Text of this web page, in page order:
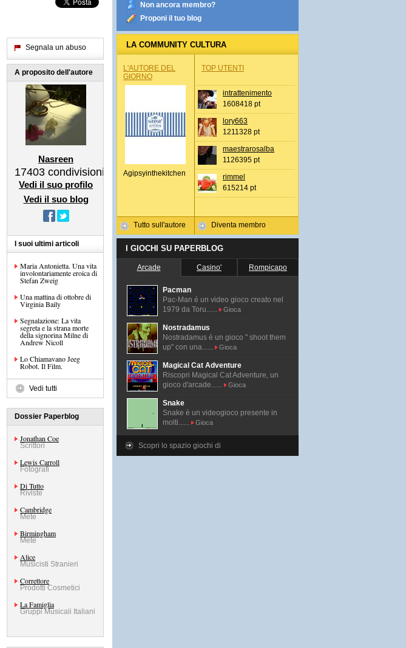
Segnala un abuso
A proposito dell'autore
Nasreen
17403 condivisioni
Vedi il suo profilo
Vedi il suo blog
I suoi ultimi articoli
Maria Antonietta. Una vita
involontariamente eroica di
Stefan Zweig
Una mattina di ottobre di
Virginia Baily
Segnalazione: La vita
segreta e la strana morte
della signorina Milne di
Andrew Nicoll
Lo Chiamavano Jeeg
Robot. Il Film.
Vedi tutti
Dossier Paperblog
Jonathan Coe
Scrittori
Lewis Carroll
Fotografi
Di Tutto
Riviste
Cambridge
Mete
Birmingham
Mete
Alice
Musicisti Stranieri
Correttore
Prodotti Cosmetici
La Famiglia
Gruppi Musicali Italiani
Non ancora membro?
Proponi il tuo blog
LA COMMUNITY CULTURA
L'AUTORE DEL
GIORNO
Agipsyinthekitchen
Tutto sull'autore
TOP UTENTI
intrattenimento
1608418 pt
lory663
1211328 pt
maestrarosalba
1126395 pt
rimmel
615214 pt
Diventa membro
I GIOCHI SU PAPERBLOG
Arcade Casino' Rompicapo
Pacman
Pac-Man é un video gioco creato nel
1979 da Toru......
Gioca
Nostradamus
Nostradamus è un gioco " shoot them
up" con una......
Gioca
Magical Cat Adventure
Riscopri Magical Cat Adventure, un
gioco d'arcade......
Gioca
Snake
Snake è un videogioco presente in
molti......
Gioca
Scopri lo spazio giochi di